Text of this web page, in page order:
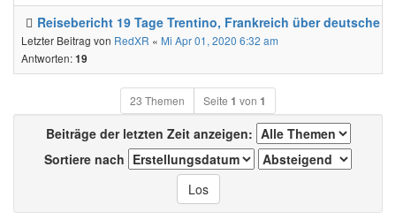
Reisebericht 19 Tage Trentino, Frankreich über deutsche
Letzter Beitrag von RedXR « Mi Apr 01, 2020 6:32 am
Antworten:19
23 Themen Seite 1 von 1
Beiträge der letzten Zeit anzeigen:
Sortiere nach